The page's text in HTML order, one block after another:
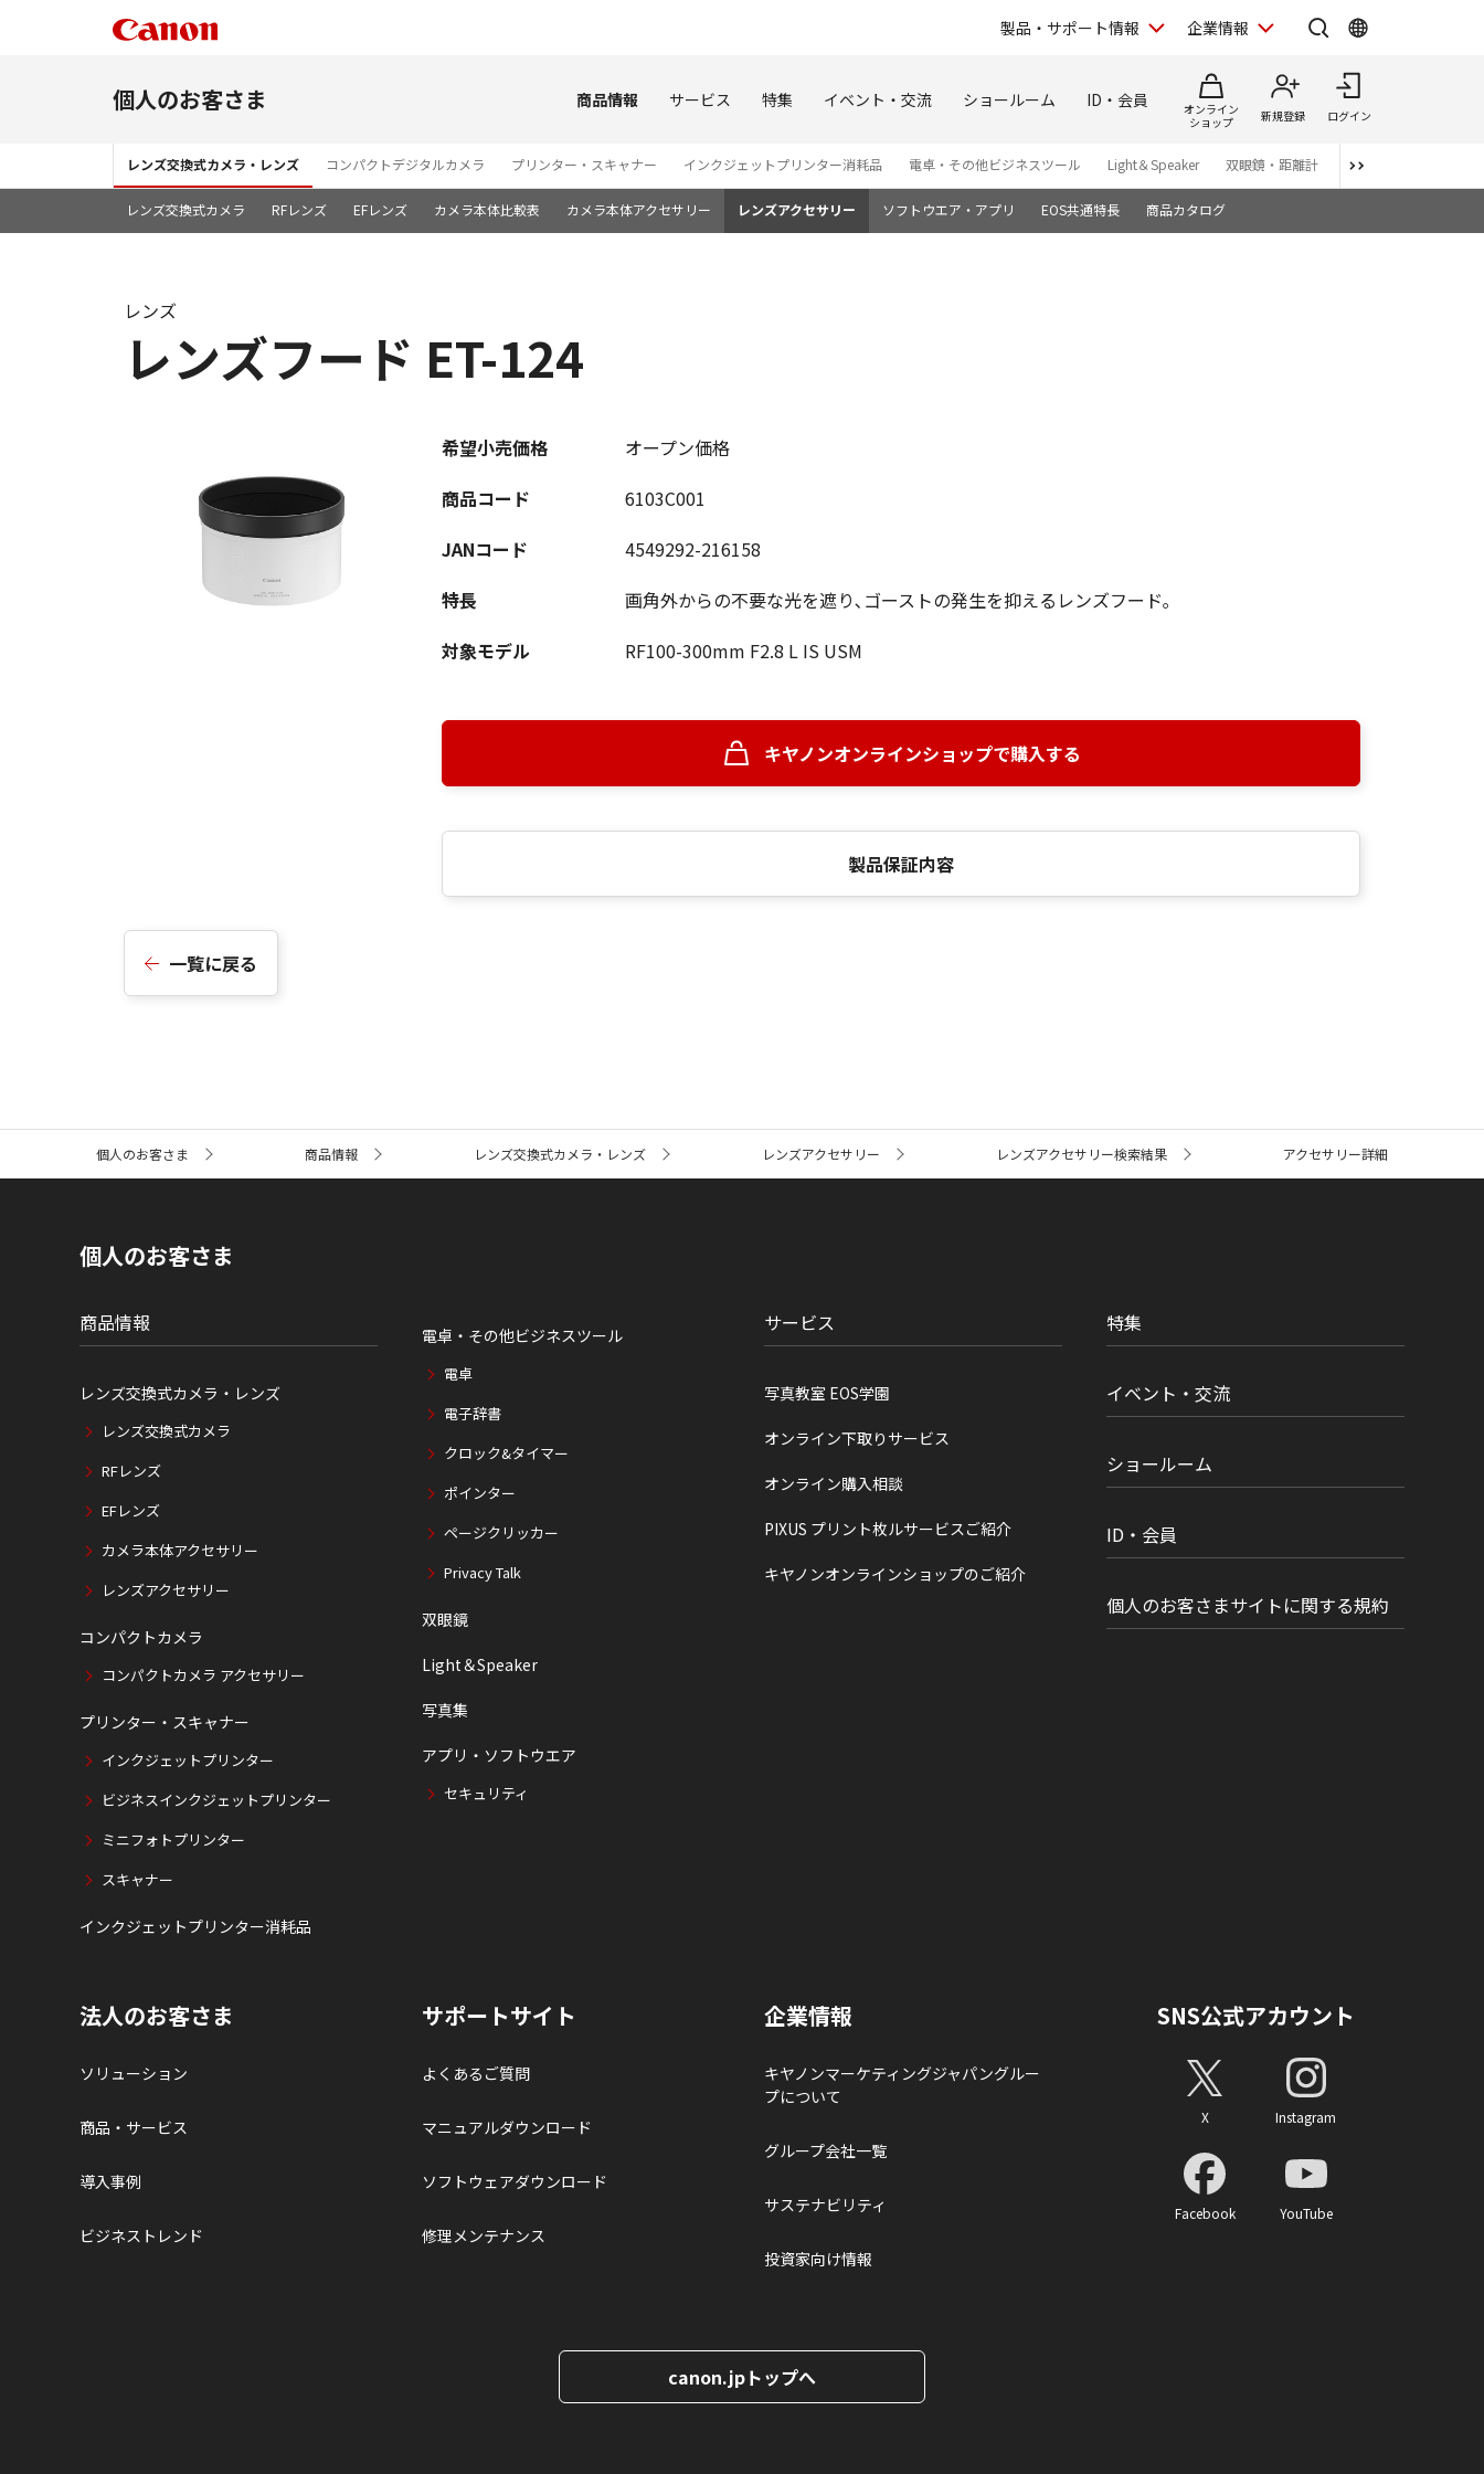
製品・サポート情報 企業情報
個人のお客さま 商品情報 サービス 特集 イベント・交流 ショールーム ID・会員
オンライン
ショップ
新規登録 ログイン
レンズ交換式カメラ・レンズ コンパクトデジタルカメラ プリンター・スキャナー インクジェットプリンター消耗品 電卓・その他ビジネスツール Light＆Speaker 双眼鏡・距離計 写真集
レンズ交換式カメラ RFレンズ EFレンズ カメラ本体比較表 カメラ本体アクセサリー レンズアクセサリー ソフトウエア・アプリ EOS共通特長 商品カタログ
レンズフード ET-124
レンズ
希望小売価格
オープン価格
商品コード
6103C001
JANコード
4549292-216158
特長
画角外からの不要な光を遮り､ゴーストの発生を抑えるレンズフード｡
対象モデル
RF100-300mm F2.8 L IS USM
キヤノンオンラインショップで購入する
製品保証内容
一覧に戻る
ト
個人のお客さま 商品情報 レンズ交換式カメラ・レンズ レンズアクセサリー レンズアクセサリー検索結果 アクセサリー詳細
個人のお客さま
商品情報
レンズ交換式カメラ・レンズ
レンズ交換式カメラ
RFレンズ
EFレンズ
カメラ本体アクセサリー
レンズアクセサリー
コンパクトカメラ
コンパクトカメラ アクセサリー
プリンター・スキャナー
インクジェットプリンター
ビジネスインクジェットプリンター
ミニフォトプリンター
スキャナー
インクジェットプリンター消耗品
電卓・その他ビジネスツール
電卓
電子辞書
クロック&タイマー
ポインター
ページクリッカー
Privacy Talk
双眼鏡
Light＆Speaker
写真集
アプリ・ソフトウエア
セキュリティ
サービス
写真教室 EOS学園
オンライン下取りサービス
オンライン購入相談
PIXUS プリント枚ルサービスご紹介
キヤノンオンラインショップのご紹介
特集
イベント・交流
ショールーム
ID・会員
個人のお客さまサイトに関する規約
法人のお客さま
ソリューション
商品・サービス
導入事例
ビジネストレンド
サポートサイト
よくあるご質問
マニュアルダウンロード
ソフトウェアダウンロード
修理メンテナンス
企業情報
キヤノンマーケティングジャパングルー
プについて
グループ会社一覧
サステナビリティ
投資家向け情報
SNS公式アカウント
X Instagram
Facebook YouTube
canon.jpトップへ